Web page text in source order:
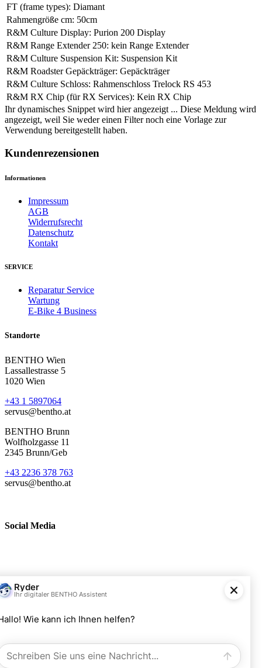
FT (frame types): Diamant
Rahmengröße cm: 50cm
R&M Culture Display: Purion 200 Display
R&M Range Extender 250: kein Range Extender
R&M Culture Suspension Kit: Suspension Kit
R&M Roadster Gepäckträger: Gepäckträger
R&M Culture Schloss: Rahmenschloss Trelock RS 453
R&M RX Chip (für RX Services): Kein RX Chip
Ihr dynamisches Snippet wird hier angezeigt ... Diese Meldung wird
angezeigt, weil Sie weder einen Filter noch eine Vorlage zur
Verwendung bereitgestellt haben.
Kundenrezensionen
Informationen
Impressum
AGB
Widerrufsrecht
Datenschutz
Kontakt
SERVICE
Reparatur Service
Wartung
E-Bike 4 Business
Standorte
BENTHO Wien
Lassallestrasse 5
1020 Wien
+43 1 5897064
servus@bentho.at
BENTHO Brunn
Wolfholzgasse 11
2345 Brunn/Geb
+43 2236 378 763
servus@bentho.at
Social Media
BENTHO eMobility GmbH
Wolfholzgasse 11
+43 2236 378763
servus@bentho.at